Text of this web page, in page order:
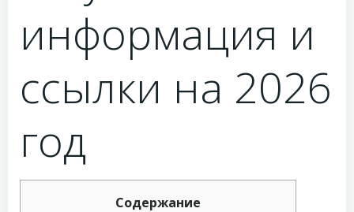
информация и
ссылки на 2026
год
Содержание